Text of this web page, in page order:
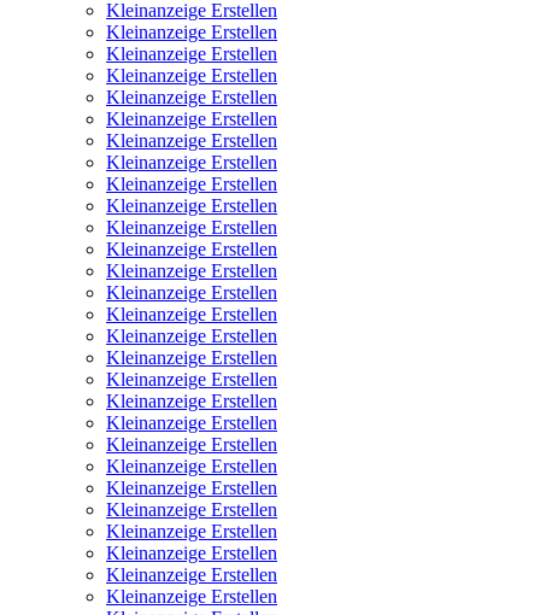
Kleinanzeige Erstellen
Kleinanzeige Erstellen
Kleinanzeige Erstellen
Kleinanzeige Erstellen
Kleinanzeige Erstellen
Kleinanzeige Erstellen
Kleinanzeige Erstellen
Kleinanzeige Erstellen
Kleinanzeige Erstellen
Kleinanzeige Erstellen
Kleinanzeige Erstellen
Kleinanzeige Erstellen
Kleinanzeige Erstellen
Kleinanzeige Erstellen
Kleinanzeige Erstellen
Kleinanzeige Erstellen
Kleinanzeige Erstellen
Kleinanzeige Erstellen
Kleinanzeige Erstellen
Kleinanzeige Erstellen
Kleinanzeige Erstellen
Kleinanzeige Erstellen
Kleinanzeige Erstellen
Kleinanzeige Erstellen
Kleinanzeige Erstellen
Kleinanzeige Erstellen
Kleinanzeige Erstellen
Kleinanzeige Erstellen